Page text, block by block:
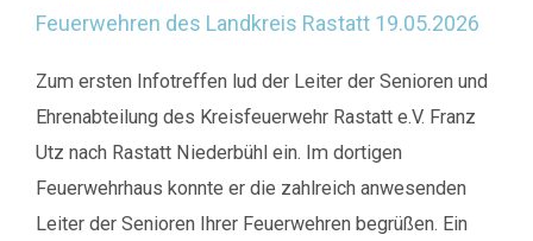
Zum ersten Infotreffen lud der Leiter der Senioren und
Ehrenabteilung des Kreisfeuerwehr Rastatt e.V. Franz
Utz nach Rastatt Niederbühl ein. Im dortigen
Feuerwehrhaus konnte er die zahlreich anwesenden
Leiter der Senioren Ihrer Feuerwehren begrüßen. Ein